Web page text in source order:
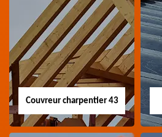
Couvreur charpentier 43